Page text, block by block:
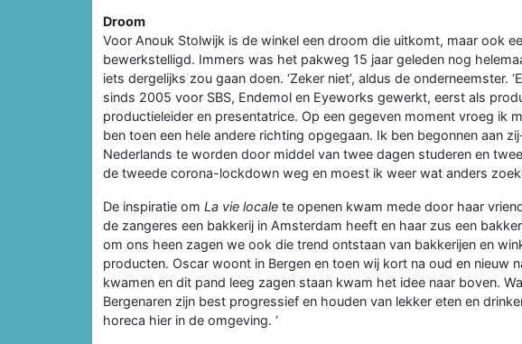
Droom
Voor Anouk Stolwijk is de winkel een droom die uitkomt, maar ook
bewerkstelligd. Immers was het pakweg 15 jaar geleden nog
iets dergelijks zou gaan doen. ‘Zeker niet’, aldus de onderneemster.
sinds 2005 voor SBS, Endemol en Eyeworks gewerkt, eerst als
productieleider en presentatrice. Op een gegeven moment vroeg ik
ben toen een hele andere richting opgegaan. Ik ben begonnen aan
Nederlands te worden door middel van twee dagen studeren en
de tweede corona-lockdown weg en moest ik weer wat anders
De inspiratie om La vie locale te openen kwam mede door haar
de zangeres een bakkerij in Amsterdam heeft en haar zus een
om ons heen zagen we ook die trend ontstaan van bakkerijen en
producten. Oscar woont in Bergen en toen wij kort na oud en nieuw
kwamen en dit pand leeg zagen staan kwam het idee naar boven.
Bergenaren zijn best progressief en houden van lekker eten en
horeca hier in de omgeving. ‘